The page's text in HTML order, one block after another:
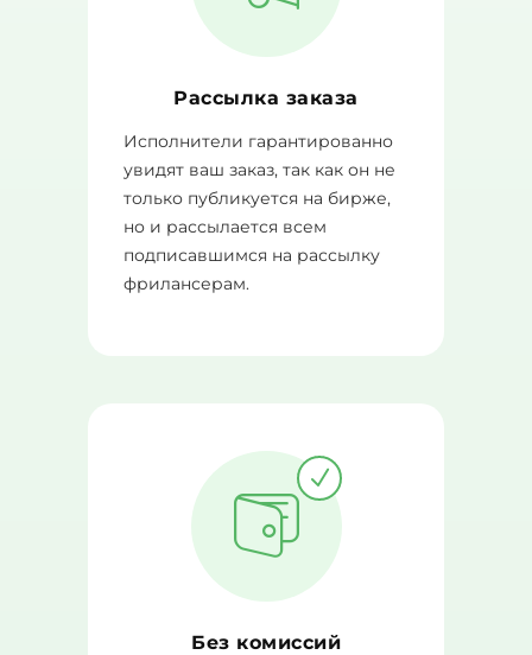
Рассылка заказа
Исполнители гарантированно
увидят ваш заказ, так как он не
только публикуется на бирже,
но и рассылается всем
подписавшимся на рассылку
фрилансерам.
Без комиссий